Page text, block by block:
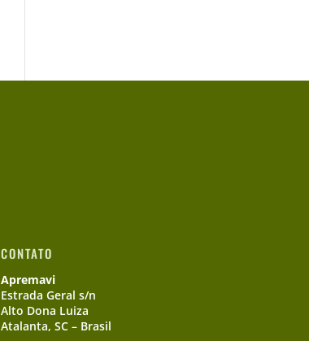
CONTATO
Apremavi
Estrada Geral s/n
Alto Dona Luiza
Atalanta, SC – Brasil